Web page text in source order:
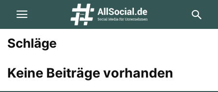
Schläge
Keine Beiträge vorhanden